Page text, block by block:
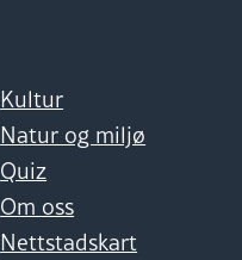
Kultur
Natur og miljø
Quiz
Om oss
Nettstadskart